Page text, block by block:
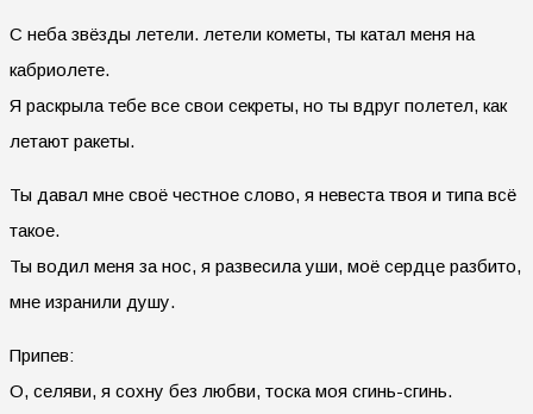
С неба звёзды летели. летели кометы, ты катал меня на
кабриолете.
Я раскрыла тебе все свои секреты, но ты вдруг полетел, как
летают ракеты.
Ты давал мне своё честное слово, я невеста твоя и типа всё
такое.
Ты водил меня за нос, я развесила уши, моё сердце разбито,
мне изранили душу.
Припев:
О, селяви, я сохну без любви, тоска моя сгинь-сгинь.